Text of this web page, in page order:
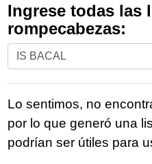
Ingrese todas las
rompecabezas:
Ingrese
todas
letras
del
rompecabezas:
Lo sentimos, no
por lo que generó una
podrían ser útiles para